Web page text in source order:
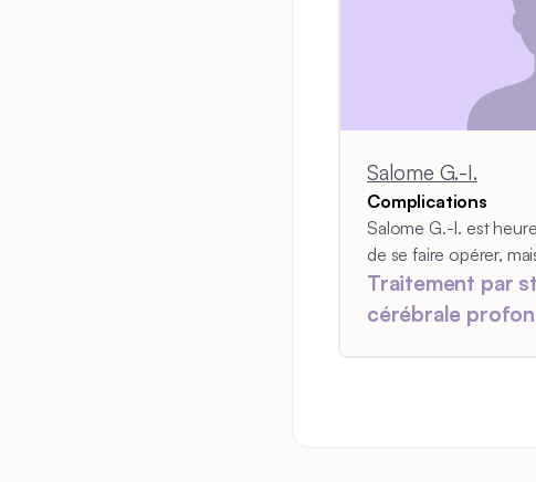
Salome G.-I.
Complications
Salome G.-I. est
de se faire opérer,
quelque chose se
Traitement par
cérébrale